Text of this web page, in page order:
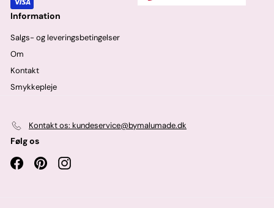
Information
Salgs- og leveringsbetingelser
Om
Kontakt
Smykkepleje
Kontakt os: kundeservice@bymalumade.dk
Følg os
FacebookPinterestInstagram